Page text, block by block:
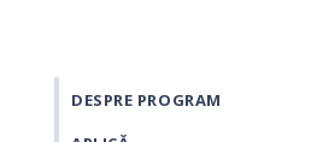
DESPRE PROGRAM